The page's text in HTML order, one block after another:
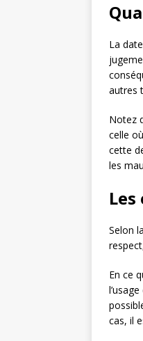
La
autres
Notez
celle
cette
les
Selon
En ce
cas, il